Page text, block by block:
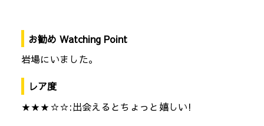
お勧め Watching Point
岩場にいました。
レア度
★★★☆☆:出会えるとちょっと嬉しい!